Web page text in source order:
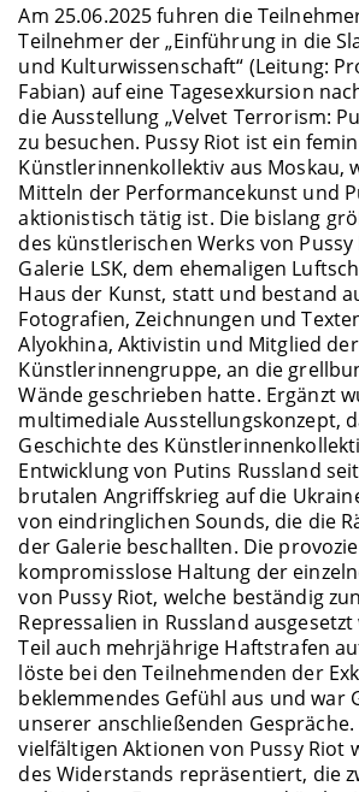
Am 25.06.2025 fuhren die
Teilnehmer der „Einführung in die
und Kulturwissenschaft“ (Leitung:
Fabian) auf eine Tagesexkursion
die Ausstellung „Velvet Terrorism:
zu besuchen. Pussy Riot ist ein
Künstlerinnenkollektiv aus Moskau,
Mitteln der Performancekunst und
aktionistisch tätig ist. Die bislang
des künstlerischen Werks von
Galerie LSK, dem ehemaligen
Haus der Kunst, statt und bestand
Fotografien, Zeichnungen und
Alyokhina, Aktivistin und Mitglied der
Künstlerinnengruppe, an die
Wände geschrieben hatte. Ergänzt
multimediale Ausstellungskonzept,
Geschichte des
Entwicklung von Putins Russland
brutalen Angriffskrieg auf die
von eindringlichen Sounds, die die
der Galerie beschallten. Die
kompromisslose Haltung der
von Pussy Riot, welche beständig
Repressalien in Russland
Teil auch mehrjährige Haftstrafen
löste bei den Teilnehmenden der
beklemmendes Gefühl aus und war
unserer anschließenden
vielfältigen Aktionen von Pussy Riot
des Widerstands repräsentiert, die